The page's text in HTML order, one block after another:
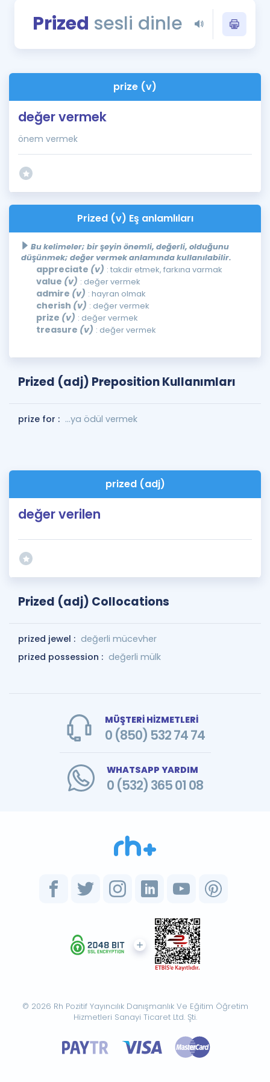
Blog
İngilizce Gramer
Prized sesli dinle
prize (v)
değer vermek
önem vermek
Prized (v) Eş anlamlıları
Bu kelimeler; bir şeyin önemli, değerli, olduğunu
düşünmek; değer vermek anlamında kullanılabilir.
appreciate (v) : takdir etmek, farkına varmak
value (v) : değer vermek
admire (v) : hayran olmak
cherish (v) : değer vermek
prize (v) : değer vermek
treasure (v) : değer vermek
Prized (adj) Preposition Kullanımları
prize for : ...ya ödül vermek
prized (adj)
değer verilen
Prized (adj) Collocations
prized jewel : değerli mücevher
prized possession : değerli mülk
MÜŞTERİ HİZMETLERİ
0 (850) 532 74 74
WHATSAPP YARDIM
0 (532) 365 01 08
© 2026 Rh Pozitif Yayıncılık Danışmanlık Ve Eğitim Öğretim
Hizmetleri Sanayi Ticaret Ltd. Şti.